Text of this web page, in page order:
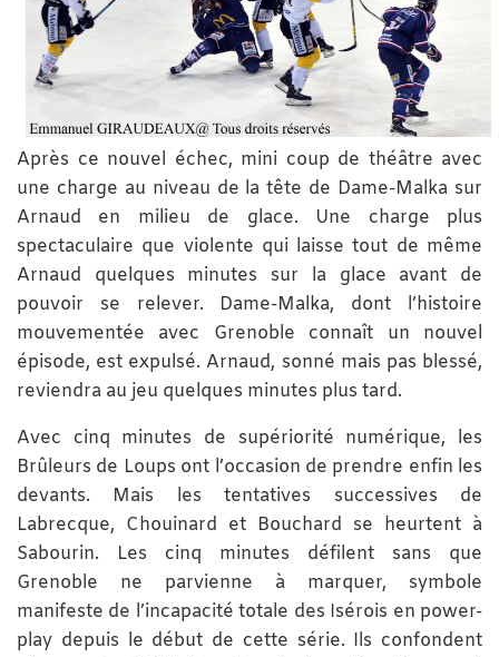
Après ce nouvel échec, mini coup de théâtre avec
une charge au niveau de la tête de Dame-Malka sur
Arnaud en milieu de glace. Une charge plus
spectaculaire que violente qui laisse tout de même
Arnaud quelques minutes sur la glace avant de
pouvoir se relever. Dame-Malka, dont l’histoire
mouvementée avec Grenoble connaît un nouvel
épisode, est expulsé. Arnaud, sonné mais pas blessé,
reviendra au jeu quelques minutes plus tard.
Avec cinq minutes de supériorité numérique, les
Brûleurs de Loups ont l’occasion de prendre enfin les
devants. Mais les tentatives successives de
Labrecque, Chouinard et Bouchard se heurtent à
Sabourin. Les cinq minutes défilent sans que
Grenoble ne parvienne à marquer, symbole
manifeste de l’incapacité totale des Isérois en power-
play depuis le début de cette série. Ils confondent